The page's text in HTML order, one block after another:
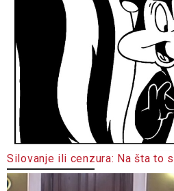
Silovanje ili cenzura: Na šta to